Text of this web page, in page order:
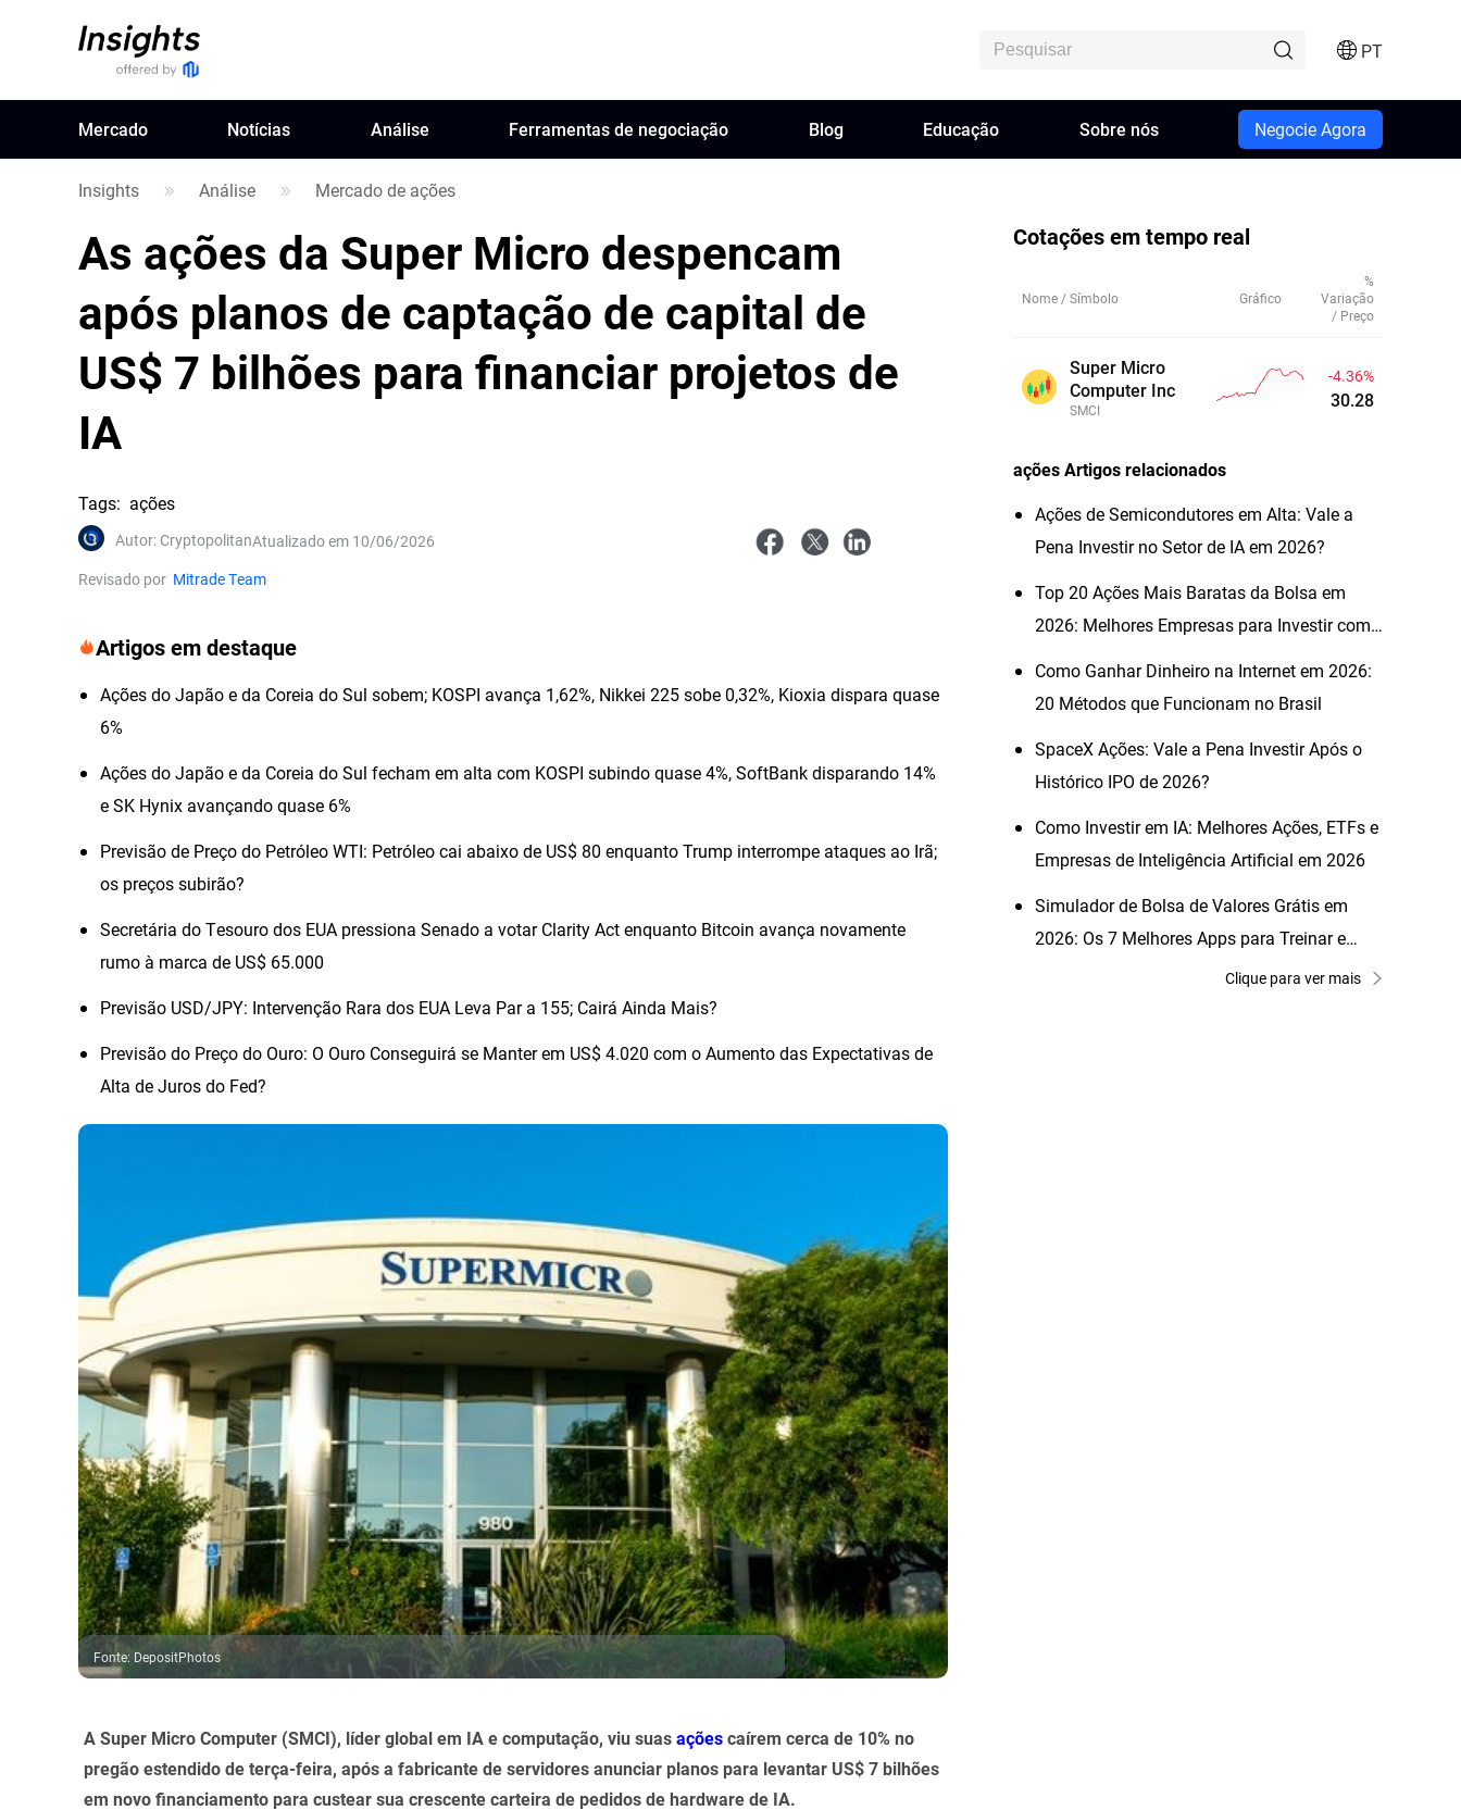
PT
Mercado Notícias Análise Ferramentas de negociação Blog Educação Sobre nós Negocie Agora
Insights Análise Mercado de ações
As ações da Super Micro despencam
após planos de captação de capital de
US$ 7 bilhões para financiar projetos de
IA
Tags: ações
Autor: CryptopolitanAtualizado em 10/06/2026
Revisado por Mitrade Team
Artigos em destaque
Ações do Japão e da Coreia do Sul sobem; KOSPI avança 1,62%, Nikkei 225 sobe 0,32%, Kioxia dispara quase
6%
Ações do Japão e da Coreia do Sul fecham em alta com KOSPI subindo quase 4%, SoftBank disparando 14%
e SK Hynix avançando quase 6%
Previsão de Preço do Petróleo WTI: Petróleo cai abaixo de US$ 80 enquanto Trump interrompe ataques ao Irã;
os preços subirão?
Secretária do Tesouro dos EUA pressiona Senado a votar Clarity Act enquanto Bitcoin avança novamente
rumo à marca de US$ 65.000
Previsão USD/JPY: Intervenção Rara dos EUA Leva Par a 155; Cairá Ainda Mais?
Previsão do Preço do Ouro: O Ouro Conseguirá se Manter em US$ 4.020 com o Aumento das Expectativas de
Alta de Juros do Fed?
Fonte: DepositPhotos
A Super Micro Computer (SMCI), líder global em IA e computação, viu suasaçõescaírem cerca de 10% no
pregão estendido de terça-feira, após a fabricante de servidores anunciar planos para levantar US$ 7 bilhões
em novo financiamento para custear sua crescente carteira de pedidos de hardware de IA.
Cotações em tempo real
Nome / Símbolo Gráfico
%
Variação
/ Preço
Super Micro
Computer Inc
SMCI
-4.36%
30.28
açõesArtigos relacionados
Ações de Semicondutores em Alta: Vale a
Pena Investir no Setor de IA em 2026?
Top 20 Ações Mais Baratas da Bolsa em
2026: Melhores Empresas para Investir com
Como Ganhar Dinheiro na Internet em 2026:
20 Métodos que Funcionam no Brasil
SpaceX Ações: Vale a Pena Investir Após o
Histórico IPO de 2026?
Como Investir em IA: Melhores Ações, ETFs e
Empresas de Inteligência Artificial em 2026
Simulador de Bolsa de Valores Grátis em
2026: Os 7 Melhores Apps para Treinar e
Clique para ver mais